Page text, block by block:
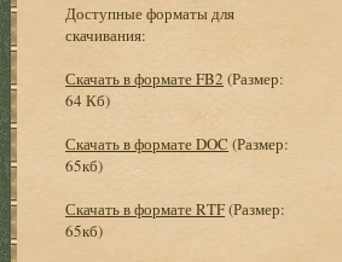
Доступные форматы для
скачивания:
Скачать в формате FB2 (Размер:
64 Кб)
Скачать в формате DOC (Размер:
65кб)
Скачать в формате RTF(Размер:
65кб)